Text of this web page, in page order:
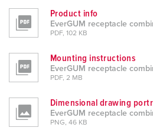
Product info
EverGUM receptacle
PDF, 102 KB
Mounting instructions
EverGUM receptacle
PDF, 2 MB
Dimensional drawing
EverGUM receptacle
PNG, 46 KB